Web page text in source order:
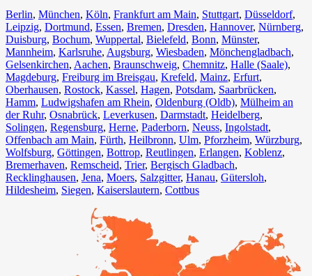
Berlin⁠, München, Köln⁠, Frankfurt am Main, Stuttgart, Düsseldorf,
Leipzig, Dortmund, Essen, Bremen, Dresden, Hannover, Nürnberg,
Duisburg⁠, Bochum, Wuppertal⁠, Bielefeld⁠, Bonn⁠, Münster⁠,
Mannheim, Karlsruhe, Augsburg, Wiesbaden⁠, Mönchengladbach⁠,
Gelsenkirchen⁠, Aachen⁠, Braunschweig, Chemnitz⁠, Halle (Saale)⁠,
Magdeburg, Freiburg im Breisgau⁠, Krefeld⁠, Mainz⁠, Erfurt,
Oberhausen⁠, Rostock⁠, Kassel⁠, Hagen, Potsdam, Saarbrücken⁠,
Hamm, Ludwigshafen am Rhein⁠, Oldenburg (Oldb), Mülheim an
der Ruhr, Osnabrück⁠, Leverkusen, Darmstadt⁠, Heidelberg,
Solingen, Regensburg, Herne⁠, Paderborn, Neuss, Ingolstadt,
Offenbach am Main, Fürth⁠, Heilbronn, Ulm⁠, Pforzheim, Würzburg,
Wolfsburg⁠, Göttingen, Bottrop, Reutlingen, Erlangen⁠, Koblenz,
Bremerhaven⁠, Remscheid, Trier⁠, Bergisch Gladbach,
Recklinghausen, Jena⁠, Moers⁠, Salzgitter⁠, Hanau, Gütersloh,
Hildesheim⁠, Siegen⁠, Kaiserslautern⁠, Cottbus⁠